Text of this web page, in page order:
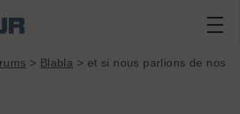
> Blabla > et si nous parlions de nos